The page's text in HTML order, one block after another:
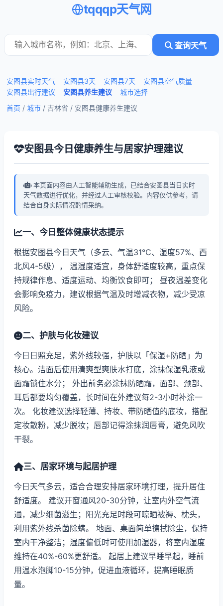
tqqqp天气网
查询天气
安图县实时天气 安图县3天 安图县7天
安图县空气质量
安图县出行建议
安图县养生建议
城市选择
首页 / 城市 / 吉林省 / 安图县健康养生建议
安图县今日健康养生与居家护理建议
本页面内容由人工智能辅助生成，已结合安图县当日实时
天气数据进行优化，并经过人工审核校验。内容仅供参考，请
结合自身实际情况酌情采纳。
一、今日整体健康状态提示
根据安图县今日天气（多云、气温31℃、湿度57%、西
北风4-5级）， 温湿度适宜，身体舒适度较高，重点保
持规律作息、适度运动、均衡饮食即可； 昼夜温差变化
会影响免疫力，建议根据气温及时增减衣物，减少受凉
风险。
二、护肤与化妆建议
今日日照充足，紫外线较强，护肤以「保湿+防晒」为
核心。洁面后使用清爽型爽肤水打底，涂抹保湿乳液或
面霜锁住水分； 外出前务必涂抹防晒霜，面部、颈部、
耳后都要均匀覆盖，长时间在外建议每2-3小时补涂一
次。 化妆建议选择轻薄、持妆、带防晒值的底妆，搭配
定妆散粉，减少脱妆；唇部记得涂抹润唇膏，避免风吹
干裂。
三、居家环境与起居护理
今日天气多云，适合合理安排居家环境打理，提升居住
舒适度。 建议开窗通风20-30分钟，让室内外空气流
通，减少细菌滋生；阳光充足时段可晾晒被褥、枕头，
利用紫外线杀菌除螨。 地面、桌面简单擦拭除尘，保持
室内干净整洁；湿度偏低时可使用加湿器，将室内湿度
维持在40%-60%更舒适。 起居上建议早睡早起，睡前
用温水泡脚10-15分钟，促进血液循环，提高睡眠质
量。